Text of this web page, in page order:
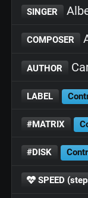
SINGER
COMPOSER
AUTHOR
LABEL
#MATRIX
#DISK
SPEED